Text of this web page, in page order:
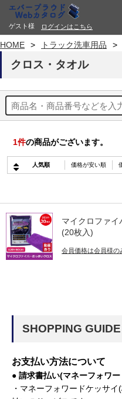
ゲスト様 ログインはこちら
HOME トラック洗車用品
クロス・タオル
1件の商品がございます。
人気順 価格が安い順
マイクロファ
(20枚入)
会員価格は会員様の
SHOPPING GUIDE
お支払い方法について
● 請求書払い(マネーフォワ
・マネーフォワードケッサ